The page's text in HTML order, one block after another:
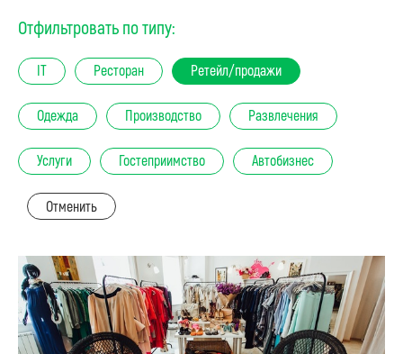
Отфильтровать по типу:
IT Ресторан Ретейл/продажи
Одежда Производство Развлечения
Услуги Гостеприимство Автобизнес
Отменить